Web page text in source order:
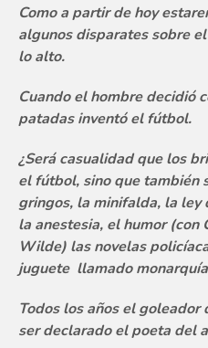
Como a partir de hoy
algunos disparates sobre
lo alto.
Cuando el hombre decidió
patadas inventó el fútbol.
¿Será casualidad que los
el fútbol, sino que también
gringos, la minifalda, la ley
la anestesia, el humor (con
Wilde) las novelas
juguete llamado
Todos los años el
ser declarado el poeta del